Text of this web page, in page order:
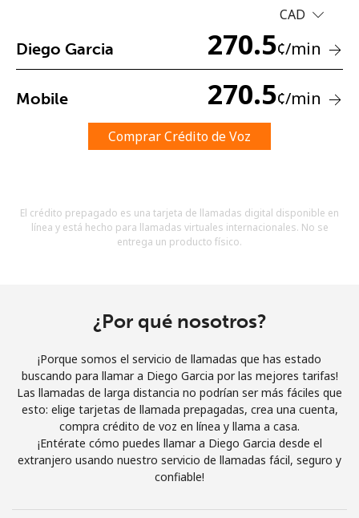
No se ha creado una contraseña
Una letra mayúscula y una minúscula
Un caracter especial
Términos y condiciones.
Únete
¡Hola!
CAD
Diego Garcia 270.5¢/min
Mobile 270.5¢/min
Comprar Crédito de Voz
El crédito prepagado es una tarjeta de llamadas digital disponible en
línea y está hecho para llamadas virtuales internacionales. No se
entrega un producto físico.
¿Por qué nosotros?
¡Porque somos el servicio de llamadas que has estado
buscando para llamar a Diego Garcia por las mejores tarifas!
Las llamadas de larga distancia no podrían ser más fáciles que
esto: elige tarjetas de llamada prepagadas, crea una cuenta,
compra crédito de voz en línea y llama a casa.
¡Entérate cómo puedes llamar a Diego Garcia desde el
extranjero usando nuestro servicio de llamadas fácil, seguro y
confiable!